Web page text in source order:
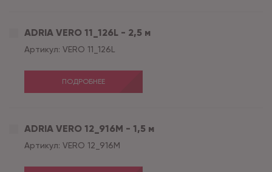
ADRIA VERO 11_126L - 2,5 м
Артикул: VERO 11_126L
ПОДРОБНЕЕ
ADRIA VERO 12_916M - 1,5 м
Артикул: VERO 12_916M